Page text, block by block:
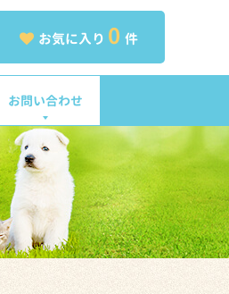
お気に入り 0 件
お問い合わせ